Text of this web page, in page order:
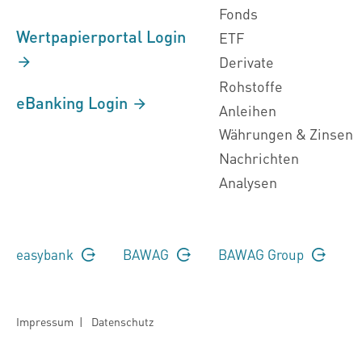
Wertpapierportal Login
eBanking Login
Fonds
ETF
Derivate
Rohstoffe
Anleihen
Währungen & Zinsen
Nachrichten
Analysen
easybank BAWAG BAWAG Group
Impressum | Datenschutz